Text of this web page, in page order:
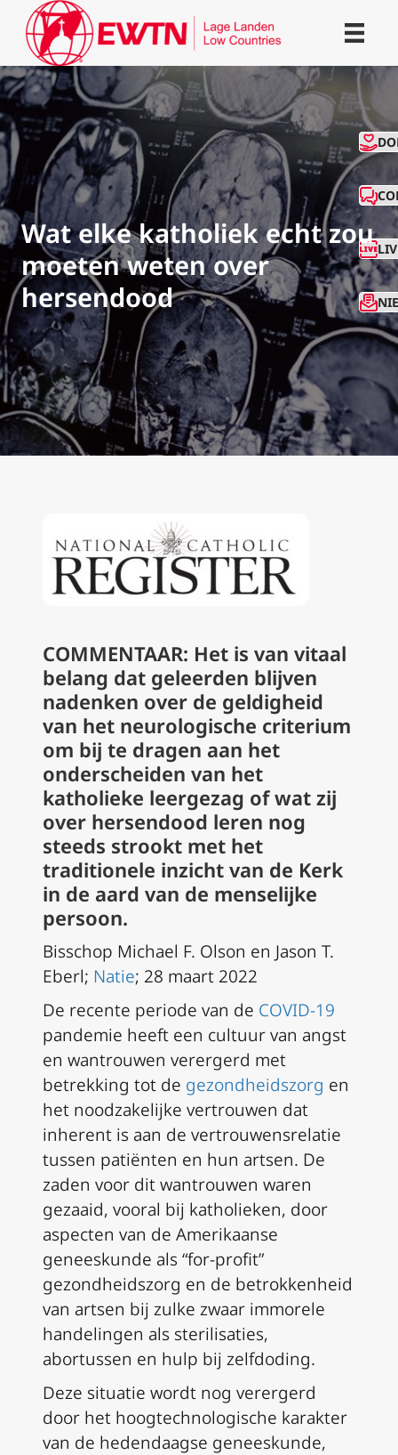
Wat elke katholiek echt zou
moeten weten over
hersendood
COMMENTAAR: Het is van vitaal
belang dat geleerden blijven
nadenken over de geldigheid
van het neurologische criterium
om bij te dragen aan het
onderscheiden van het
katholieke leergezag of wat zij
over hersendood leren nog
steeds strookt met het
traditionele inzicht van de Kerk
in de aard van de menselijke
persoon.
Bisschop Michael F. Olson en Jason T.
Eberl; Natie; 28 maart 2022
De recente periode van de COVID-19
pandemie heeft een cultuur van angst
en wantrouwen verergerd met
betrekking tot de gezondheidszorg en
het noodzakelijke vertrouwen dat
inherent is aan de vertrouwensrelatie
tussen patiënten en hun artsen. De
zaden voor dit wantrouwen waren
gezaaid, vooral bij katholieken, door
aspecten van de Amerikaanse
geneeskunde als “for-profit”
gezondheidszorg en de betrokkenheid
van artsen bij zulke zwaar immorele
handelingen als sterilisaties,
abortussen en hulp bij zelfdoding.
Deze situatie wordt nog verergerd
door het hoogtechnologische karakter
van de hedendaagse geneeskunde,